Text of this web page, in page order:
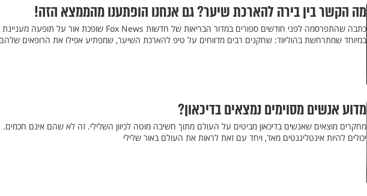
מה הקשר בין בירה להארכת שיער? גם אנחנו הופתענו מהממצא הזה!
כתבה שהתפרסמה לפני חודשים ספורים במדור הבריאות של חדשות Fox News שופכת אור על תופעה מעניינת
במיוחד שמתרחשת בהוליווד: שחקנים רבים מדווחים על טיפ להארכת השיער, שמפתיע אפילו את הרופאים שלהם
מדוע אנשים מסוימים נמצאים בדיכאון?
מחקרים מוצאים שאנשים בדיכאון מביטים על העולם מתוך חשיבה מוטה לכיוון השלילי. זה לא שהם אינם
יכולים להיות אינטליגנטים מאד, ויחד עם זאת לראות את העולם באור שלילי